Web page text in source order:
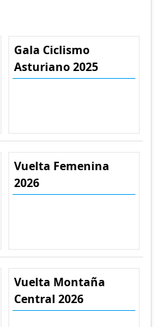
Gala Ciclismo
Asturiano 2025
Vuelta Femenina
2026
Vuelta Montaña
Central 2026